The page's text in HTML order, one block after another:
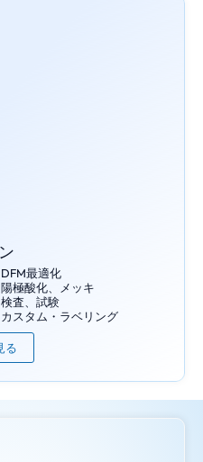
DFM最適化
陽極酸化、メッキ
検査、試験
カスタム・ラベリング
る